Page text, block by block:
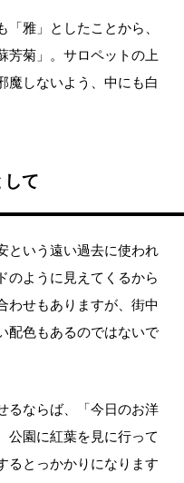
雅」としたことから、
芳菊」。サロペットの上
魔しないよう、中にも白
て
という遠い過去に使われ
のように見えてくるから
わせもありますが、街中
配色もあるのではないで
るならば、「今日のお洋
公園に紅葉を見に行って
るとっかかりになります